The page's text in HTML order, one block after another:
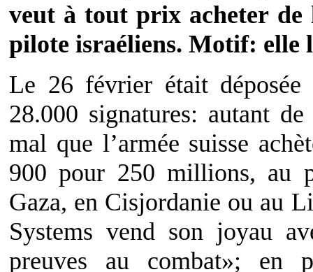
veut à tout prix acheter de
pilote israéliens. Motif: elle
Le 26 février était
28.000 signatures: autant
mal que l’armée suisse
900 pour 250 millions, au
Gaza, en Cisjordanie ou au
Systems vend son joyau
preuves au combat»; en